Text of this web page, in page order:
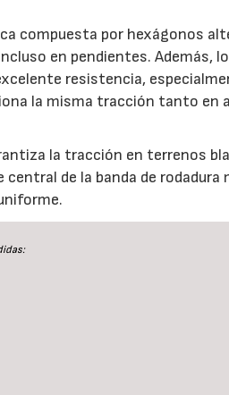
compuesta por hexágonos
en pendientes. Además,
resistencia,
la misma tracción tanto en
la tracción en terrenos
de la banda de rodadura
28/07/2026